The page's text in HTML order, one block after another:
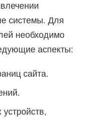
системы. Для
необходимо
аспекты:
сайта.